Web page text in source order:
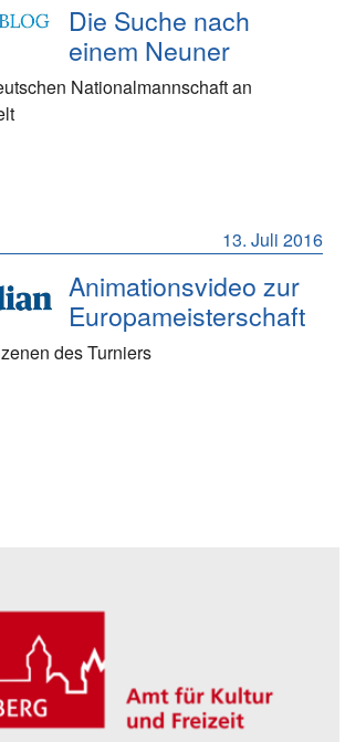
Die Suche nach
einem Neuner
Nationalmannschaft an
13. Juli 2016
Animationsvideo zur
Europameisterschaft
des Turniers